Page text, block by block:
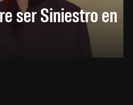
ser Siniestro en